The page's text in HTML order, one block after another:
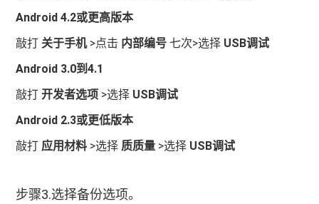
Android 4.2或更高版本
敲打 关于手机>点击 内部编号七次>选择 USB调试
Android 3.0到4.1
敲打开发者选项 >选择 USB调试
Android 2.3或更低版本
敲打 应用材料 >选择 质质量 >选择 USB调试
步骤3.选择备份选项。